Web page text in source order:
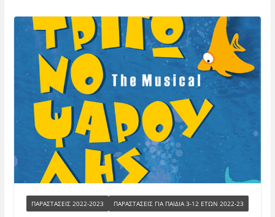
ΠΑΡΑΣΤΆΣΕΙΣ 2022-2023 ΠΑΡΑΣΤΆΣΕΙΣ ΓΙΑ ΠΑΙΔΙΆ 3-12 ΕΤΏΝ 2022-23